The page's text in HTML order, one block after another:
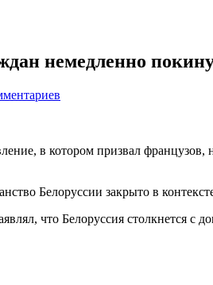
немедленно
в котором призвал французов,
Белоруссии закрыто в
что Белоруссия столкнется с